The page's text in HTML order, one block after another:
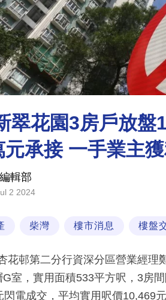
翠花園3房戶放盤
元承接 一手業主
輯部
2 2024
柴灣 樓市消息 樓盤
花邨第二分行資深分區營業經理
室，實用面積533平方呎，3房
閃電成交，平均實用呎價10,469元